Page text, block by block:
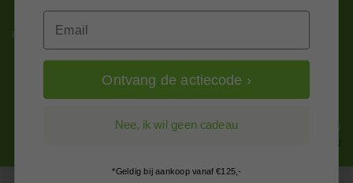
Kitcentrum is trots op:
Alle prijzen zijn in EURO en excl. 21% BTW
wijzig naar incl. BTW
Email
Ontvang de actiecode ›
Nee, ik wil geen cadeau
*Geldig bij aankoop vanaf €125,-